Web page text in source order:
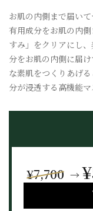
お肌の内側まで届い
有用成分をお肌の内
すみ」をクリアにし
分をお肌の内側に届
な素肌をつくりあげ
分が浸透する高機能マ
¥7,700 →